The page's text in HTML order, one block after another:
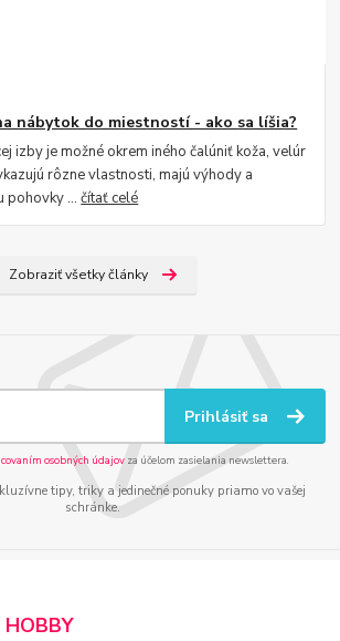
nábytok do miestností - ako sa líšia?
izby je možné okrem iného čalúniť koža, velúr
rôzne vlastnosti, majú výhody a
pohovky ...čítať celé
Zobraziť všetky články
Prihlásiť sa
osobných údajov za účelom zasielania newslettera.
tipy, triky a jedinečné ponuky priamo vo vašej
schránke.